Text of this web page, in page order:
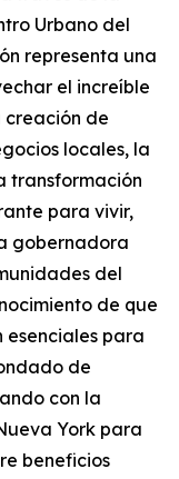
Urbano del
representa una
el increíble
creación de
locales, la
transformación
para vivir,
gobernadora
del
de que
esenciales para
de
con la
York para
beneficios